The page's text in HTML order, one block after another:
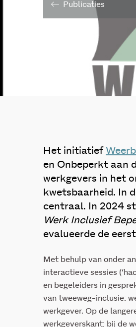
Publicaties
Het initiatief
en Onbeperkt aan
werkgevers in het
kwetsbaarheid. In
centraal. In 2024
Werk Inclusief
evalueerde de
Met behulp van onder
interactieve sessies
en begeleiders in
van tweeweg-inclusie:
werkgever. Op de
werkgeverskant: bij de